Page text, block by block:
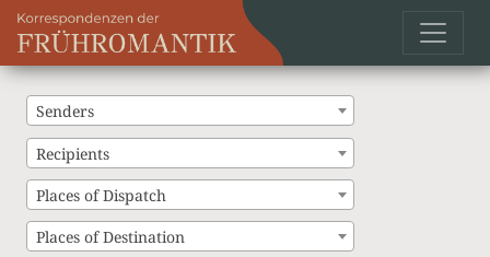
Senders
Recipients
Places of Dispatch
Places of Destination